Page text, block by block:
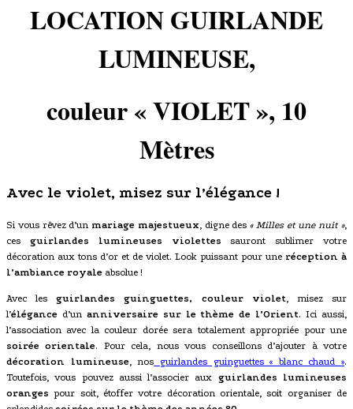
LOCATION GUIRLANDE
LUMINEUSE,
couleur « VIOLET », 10
Mètres
Avec le violet, misez sur l’élégance !
Si vous rêvez d’un mariage majestueux, digne des« Milles et une nuit »,
ces guirlandes lumineuses violettes sauront sublimer votre
décoration aux tons d’or et de violet. Look puissant pour une réception à
l’ambiance royale absolue !
Avec lesguirlandes guinguettes, couleur violet, misez sur
l’élégance d’un anniversaire sur le thème de l’Orient. Ici aussi,
l’association avec la couleur dorée sera totalement appropriée pour une
soirée orientale. Pour cela, nous vous conseillons d’ajouter à votre
décoration lumineuse, nos guirlandes guinguettes « blanc chaud ».
Toutefois, vous pouvez aussi l’associer aux guirlandes lumineuses
oranges pour soit, étoffer votre décoration orientale, soit organiser de